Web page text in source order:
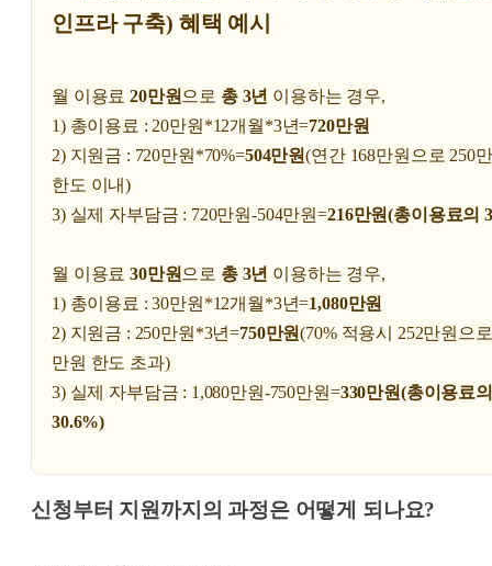
인프라 구축) 혜택 예시
월 이용료20만원으로 총 3년 이용하는 경우,
1) 총이용료 : 20만원*12개월*3년=720만원
2) 지원금 : 720만원*70%=504만원(연간 168만원으로 250
한도 이내)
3) 실제 자부담금 : 720만원-504만원=216만원(총이용료의
월 이용료30만원으로 총 3년 이용하는 경우,
1) 총이용료 : 30만원*12개월*3년=1,080만원
2) 지원금 : 250만원*3년=750만원(70% 적용시 252만원으
만원 한도 초과)
3) 실제 자부담금 : 1,080만원-750만원=330만원(총이용료의
30.6%)
신청부터 지원까지의 과정은 어떻게 되나요?